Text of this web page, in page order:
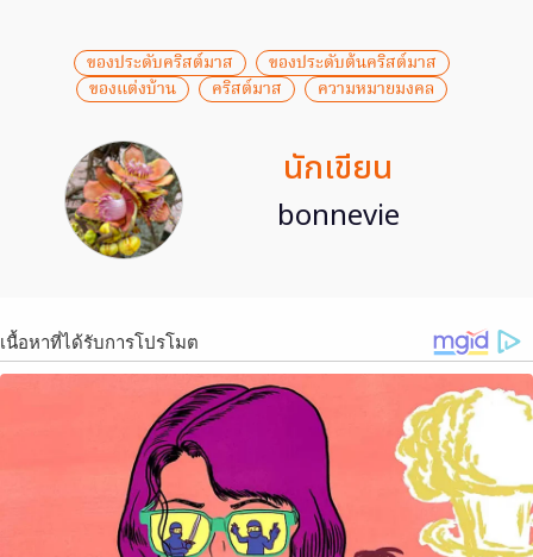
ของประดับคริสต์มาส
ของประดับต้นคริสต์มาส
ของแต่งบ้าน
คริสต์มาส ความหมายมงคล
นักเขียน
bonnevie
เนื้อหาที่ได้รับการโปรโมต